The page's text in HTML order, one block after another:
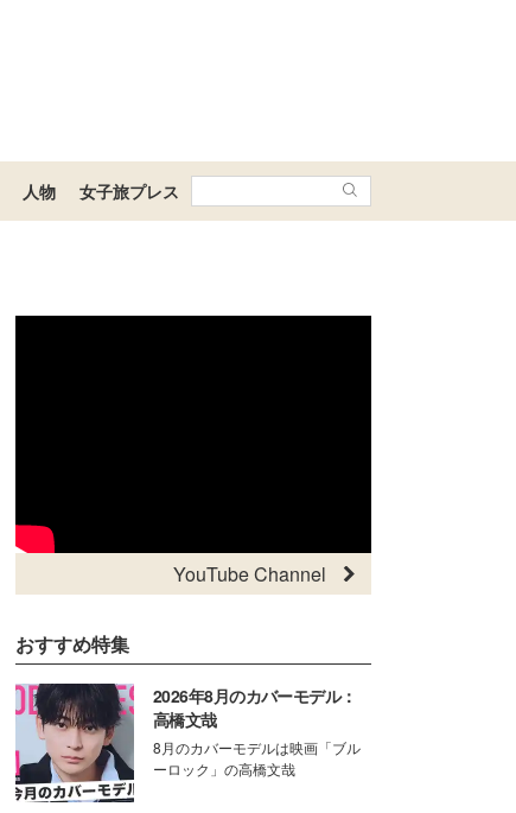
人物 女子旅プレス
YouTube Channel
おすすめ特集
2026年8月のカバーモデル：
高橋文哉
8月のカバーモデルは映画「ブル
ーロック」の高橋文哉